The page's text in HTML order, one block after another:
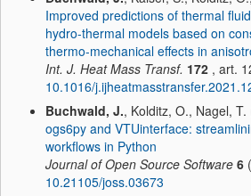
Improved predictions of thermal
hydro-thermal models based on
thermo-mechanical effects in
Int. J. Heat Mass Transf. 172 , art.
10.1016/
Buchwald, J., Kolditz, O., Nagel, T.
ogs6py and VTUinterface:
workflows in Python
Journal of Open Source Software 6
10.21105/joss.03673